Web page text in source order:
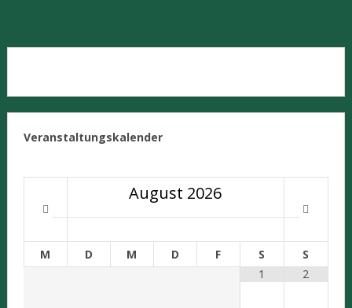
Veranstaltungskalender
August 2026
M D M D F S
S
1
2